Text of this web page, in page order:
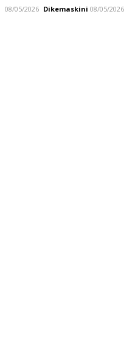
08/05/2026 Dikemaskini 08/05/2026